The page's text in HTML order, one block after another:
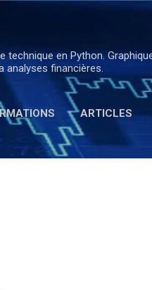
en Python.
analyses financières.
ARTICLES